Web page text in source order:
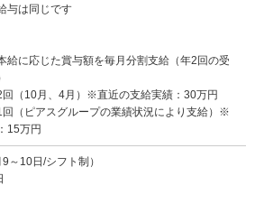
与は同じです
給に応じた賞与額を毎月分割支給（年2回の受
（10月、4月）※直近の支給実績：30万円
（ピアスグループの業績状況により支給）※
15万円
10日/シフト制）